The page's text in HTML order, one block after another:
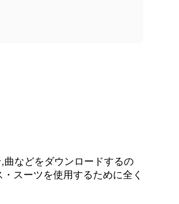
などをダウンロードするの
スーツを使用するために全く